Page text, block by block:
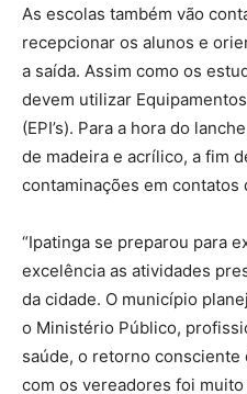
As escolas também vão
recepcionar os alunos e
a saída. Assim como os
devem utilizar
(EPI’s). Para a hora do
de madeira e acrílico, a fim
contaminações em contatos
“Ipatinga se preparou para
excelência as atividades
da cidade. O município
o Ministério Público,
saúde, o retorno consciente
com os vereadores foi